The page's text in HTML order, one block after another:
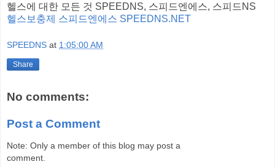
헬스에 대한 모든 것 SPEEDNS, 스피드엔에스, 스피드NS
헬스보충제 스피드엔에스 SPEEDNS.NET
SPEEDNS at 1:05:00 AM
Share
No comments:
Post a Comment
Note: Only a member of this blog may post a
comment.